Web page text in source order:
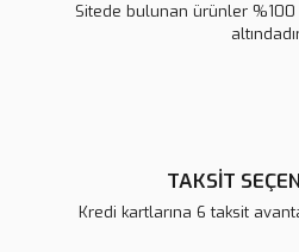
Sitede bulunan ürünler
TAKSİT
Kredi kartlarına 6 taksit